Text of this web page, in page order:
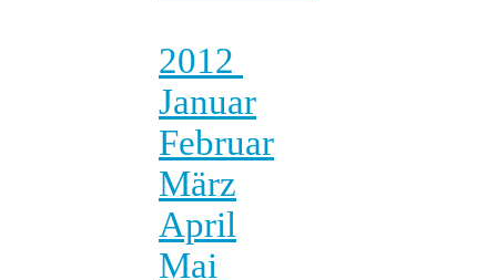
2012
Januar
Februar
März
April
Mai